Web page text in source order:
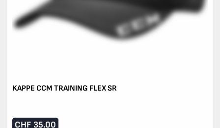
KAPPE CCM TRAINING FLEX SR
CHF 35.00